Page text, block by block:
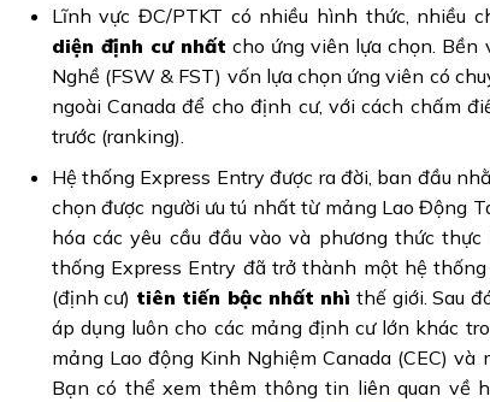
Lĩnh vực ĐC/PTKT có nhiều hình thức, nhiều
diện định cư nhất cho ứng viên lựa chọn.
Nghề (FSW & FST) vốn lựa chọn ứng viên có
ngoài Canada để cho định cư, với cách chấm
trước (ranking).
Hệ thống Express Entry được ra đời, ban đầu
chọn được người ưu tú nhất từ mảng Lao Động
hóa các yêu cầu đầu vào và phương thức
thống Express Entry đã trở thành một hệ
(định cư) tiên tiến bậc nhất nhìthế giới. Sau
áp dụng luôn cho các mảng định cư lớn khác
mảng Lao động Kinh Nghiệm Canada (CEC) và
Bạn có thể xem thêm thông tin liên quan về